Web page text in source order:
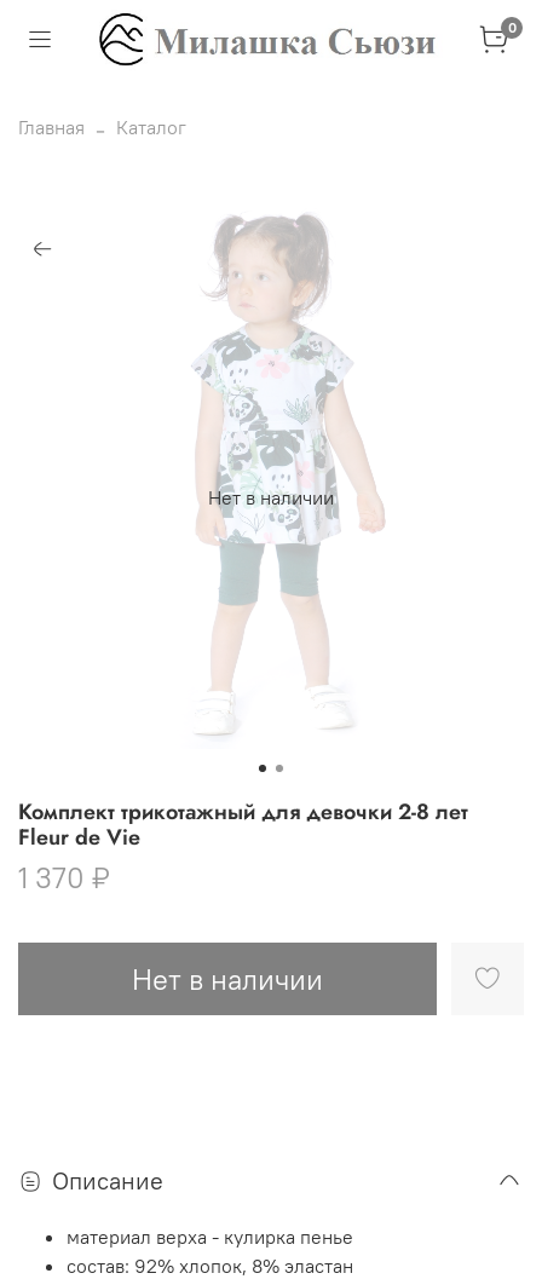
0
Главная Каталог
Нет в наличии
Комплект трикотажный для девочки 2-8 лет
Fleur de Vie
1 370 ₽
Нет в наличии
Описание
материал верха - кулирка пенье
состав: 92% хлопок, 8% эластан